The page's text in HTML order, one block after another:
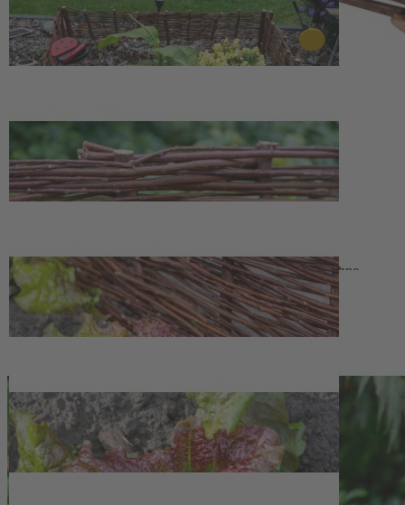
Die Beetumrandung wird in Deutschland gefertigt und lässt sich mit
den integrierten Pflöcken flexibel im Boden verankern. So können
Elemente einen klaren Rahmen für Beete und schaffen Halt für
rankende Pflanzen. Die Kombination aus robustem Kiefernholz und
naturbelassener Weide unterstreicht eine naturnahe Gartengestaltung
und unterstützt eine dauerhafte, ordnende Struktur im Außenbereich.
Einzelelement der Beetumrandung (1-teilig), flexibel
ungeschälte, natürliche Weide (Geflecht)
Maße je Element: ca. 100 cm Länge, 20 cm Höhe ohne
Pflock, 35 cm Höhe mit Pflock, 2–2,5 cm Tiefe
Geeignet zur Abgrenzung von Gemüsebeeten, Rasenflächen,
Wegen, Uferböschungen und als Stütze für Rankpflanzen
Einfache Platzierung durch integrierte Pflöcke für eine stabile
Versandinformationen: Das Produkt kann nicht an die Packstation
geliefert werden.